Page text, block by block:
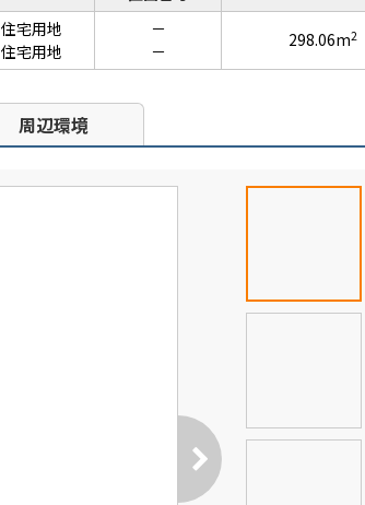
住宅用地
住宅用地
－
－
298.06m2
周辺環境